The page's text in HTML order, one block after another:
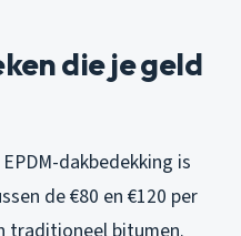
die je geld
dakbedekking is
de €80 en €120 per